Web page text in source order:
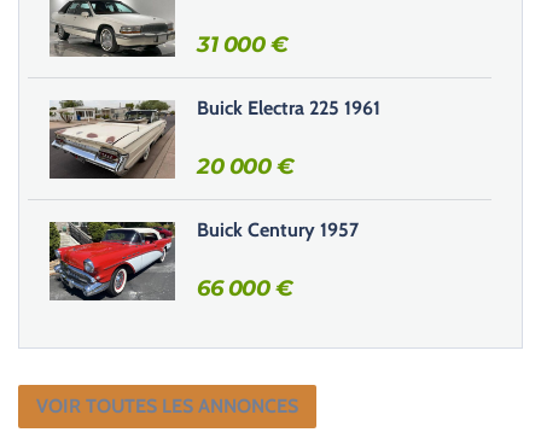
v
i
d
e
.
31 000€
Buick Electra 225 1961
20 000€
Buick Century 1957
66 000€
VOIR TOUTES LES ANNONCES